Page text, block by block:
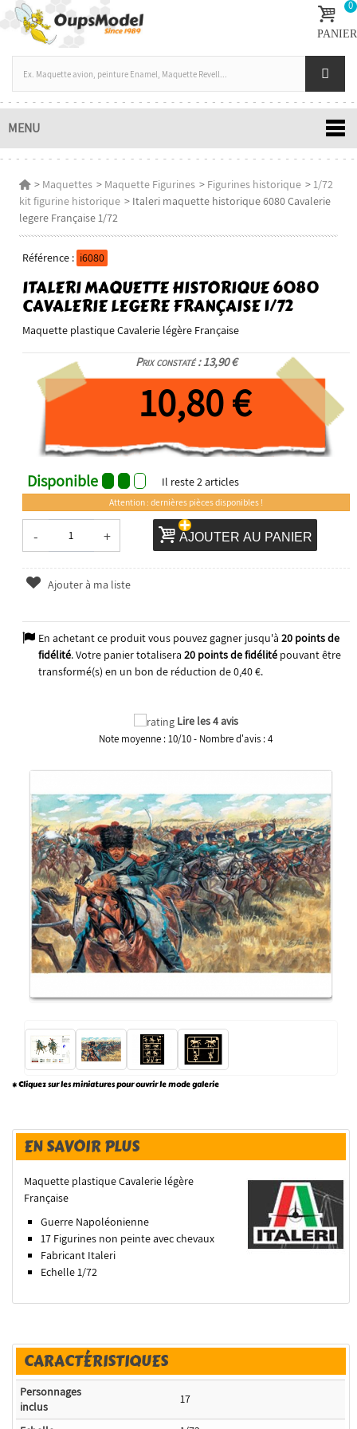
0
PANIER
MENU
> Maquettes > Maquette Figurines > Figurines historique >1/72
kit figurine historique > Italeri maquette historique 6080 Cavalerie
legere Française 1/72
Référence : i6080
ITALERI MAQUETTE HISTORIQUE 6080
CAVALERIE LEGERE FRANÇAISE 1/72
Maquette plastique Cavalerie légère Française
Prix constaté : 13,90 €
10,80 €
Disponible Il reste2articles
Attention : dernières pièces disponibles !
- + AJOUTER AU PANIER
Ajouter à ma liste
En achetant ce produit vous pouvez gagner jusqu'à 20points de
fidélité. Votre panier totalisera 20points de fidélitépouvant être
transformé(s) en un bon de réduction de0,40 €.
Lire les 4 avis
Note moyenne :10/10- Nombre d'avis :4
* Cliquez sur les miniatures pour ouvrir le mode galerie
EN SAVOIR PLUS
Maquette plastique Cavalerie légère
Française
Guerre Napoléonienne
17 Figurines non peinte avec chevaux
Fabricant Italeri
Echelle 1/72
CARACTÉRISTIQUES
Personnages
inclus
17